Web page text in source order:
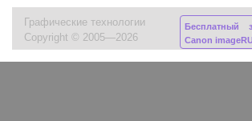
Графические технологии
Copyright © 2005—2026
Бесплатный
Canon